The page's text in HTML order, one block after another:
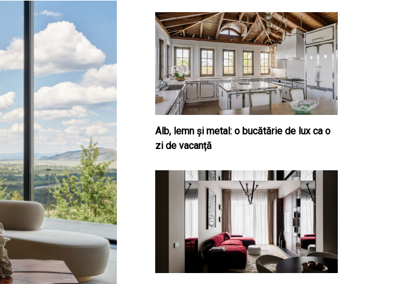
Alb, lemn și metal: o bucătărie de lux ca o
zi de vacanță